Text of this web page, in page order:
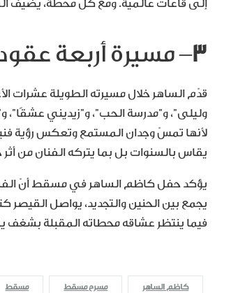
إلى قاعات عالمية. ومع كل محطة، يضيف
٣– مسيرة أربعة
قدّم الساهر خلال مسيرته الطويلة عشرات
وليلى”، و”مدرسة الحب”، و”زيديني
لأنها تمسّ وجدان المستمع وتعكس رؤية فنية
يقاس بالسنوات بل بما يتركه الفنان من أثر
يؤكد حفل كاظم الساهر في مسقط أنّ الفن
يجمع بين الحنين والتجديد، يواصل
فيما ينتظر عشاقه محطاته المقبلة بشغف
كاظم الساهر مسرح مسقط مسقط